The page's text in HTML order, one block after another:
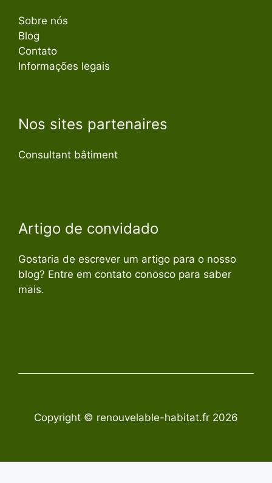
Sobre nós
Blog
Contato
Informações legais
Nos sites partenaires
Consultant bâtiment
Artigo de convidado
Gostaria de escrever um artigo para o nosso
blog? Entre em contato conosco para saber
mais.
Copyright © renouvelable-habitat.fr 2026